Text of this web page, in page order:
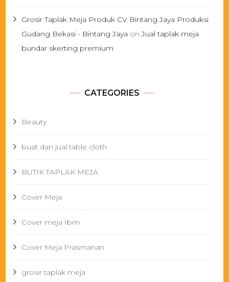
Grosir Taplak Meja Produk CV Bintang Jaya Produksi
Gudang Bekasi - Bintang Jaya onJual taplak meja
bundar skerting premium
CATEGORIES
Beauty
buat dan jual table cloth
BUTIK TAPLAK MEJA
Cover Meja
Cover meja Ibm
Cover Meja Prasmanan
grosir taplak meja